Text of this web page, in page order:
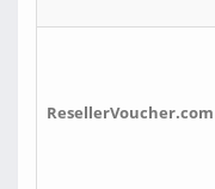
ResellerVoucher.com